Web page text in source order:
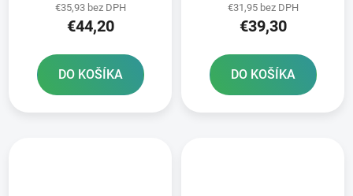
vrátane rozpojovacej
spojky
€35,93 bez DPH
€44,20
DO KOŠÍKA
vrátane rozpojovacej
spojky
€31,95 bez DPH
€39,30
DO KOŠÍKA